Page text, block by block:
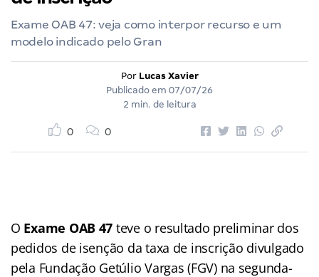
Exame OAB 47: veja como interpor recurso e um
modelo indicado pelo Gran
Por Lucas Xavier
Publicado em 07/07/26
2 min. de leitura
0 0
O Exame OAB 47 teve o resultado preliminar dos
pedidos de isenção da taxa de inscrição divulgado
pela Fundação Getúlio Vargas (FGV) na segunda-